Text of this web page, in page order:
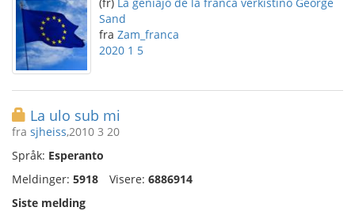
Sand
fra Zam_franca
2020 1 5
La ulo sub mi
fra sjheiss,2010 3 20
Språk: Esperanto
Meldinger: 5918 Visere: 6886914
Siste melding